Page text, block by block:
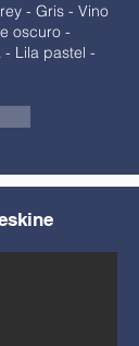
- Gris - Vino
oscuro -
- Lila pastel -